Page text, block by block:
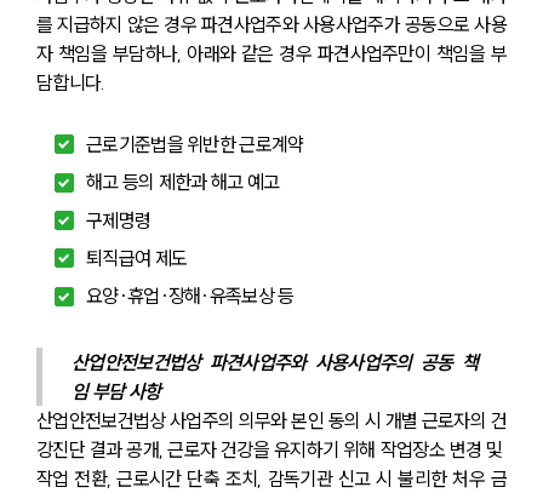
를 지급하지 않은 경우 파견사업주와 사용사업주가 공동으로 사용
자 책임을 부담하나, 아래와 같은 경우 파견사업주만이 책임을 부
담합니다.
근로기준법을 위반한 근로계약
해고 등의 제한과 해고 예고
구제명령
퇴직급여 제도
요양·휴업·장해·유족보상 등
산업안전보건법상 파견사업주와 사용사업주의 공동 책
임 부담 사항
산업안전보건법상 사업주의 의무와 본인 동의 시 개별 근로자의 건
강진단 결과 공개, 근로자 건강을 유지하기 위해 작업장소 변경 및
작업 전환, 근로시간 단축 조치, 감독기관 신고 시 불리한 처우 금